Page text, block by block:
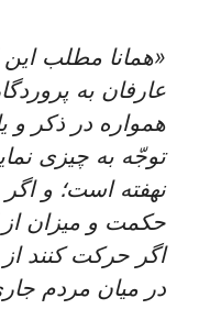
«همانا مطلب اين
عارفان به
همواره در ذكر و
توجّه به چيزى
نهفته است؛ و
حكمت و ميزان از
اگر حركت كنند
در ميان مردم